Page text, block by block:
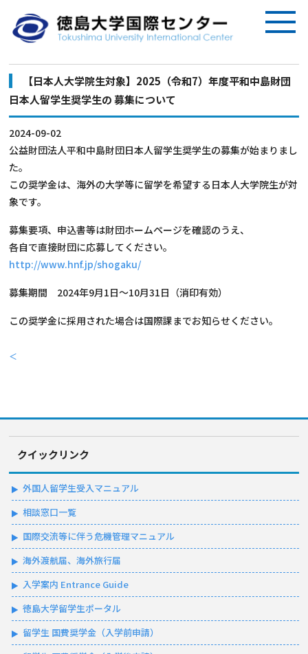
【日本人大学院生対象】2025（令和7）年度平和中島財団
日本人留学生奨学生の 募集について
2024-09-02
公益財団法人平和中島財団日本人留学生奨学生の募集が始まりまし
た。
この奨学金は、海外の大学等に留学を希望する日本人大学院生が対
象です。
募集要項、申込書等は財団ホームページを確認のうえ、
各自で直接財団に応募してください。
http://www.hnf.jp/shogaku/
募集期間 2024年9月1日～10月31日（消印有効）
この奨学金に採用された場合は国際課までお知らせください。
＜
クイックリンク
外国人留学生受入マニュアル
相談窓口一覧
国際交流等に伴う危機管理マニュアル
海外渡航届、海外旅行届
入学案内 Entrance Guide
徳島大学留学生ポータル
留学生 国費奨学金（入学前申請）